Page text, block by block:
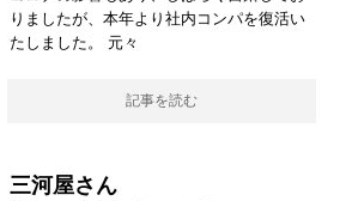
りましたが、本年より社内コンパを復活い
たしました。 元々
記事を読む
三河屋さん